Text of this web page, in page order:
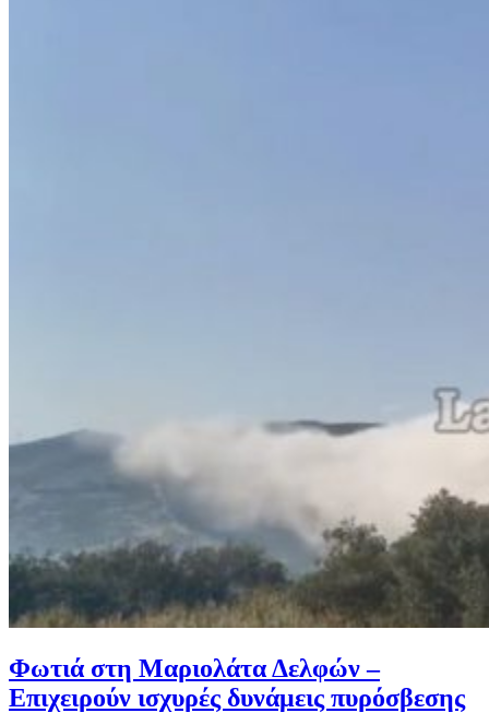
Φωτιά στη Μαριολάτα Δελφών –
Επιχειρούν ισχυρές δυνάμεις πυρόσβεσης